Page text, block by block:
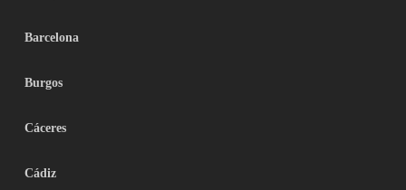
Barcelona
Burgos
Cáceres
Cádiz